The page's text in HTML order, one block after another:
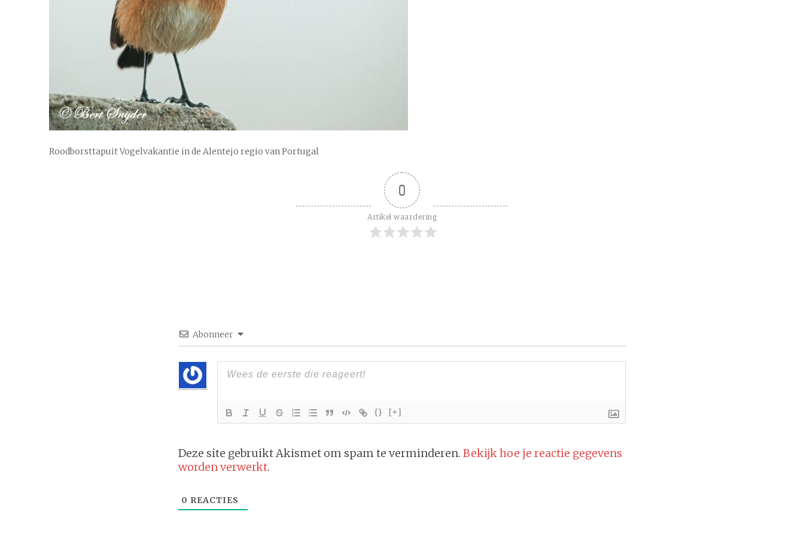
Roodborsttapuit Vogelvakantie in de Alentejo regio van Portugal
0
Artikel waardering
Abonneer
{} [+]
Deze site gebruikt Akismet om spam te verminderen. Bekijk hoe je reactie gegevens
worden verwerkt.
0 REACTIES